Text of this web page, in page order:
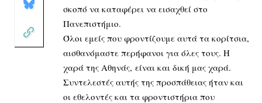
σκοπό να καταφέρει να εισαχθεί στο
Πανεπιστήμιο.
Όλοι εμείς που φροντίζουμε αυτά τα κορίτσια,
αισθανόμαστε περήφανοι για όλες τους. Η
χαρά της Αθηνάς, είναι και δική μας χαρά.
Συντελεστές αυτής της προσπάθειας ήταν και
οι εθελοντές και τα φροντιστήρια που